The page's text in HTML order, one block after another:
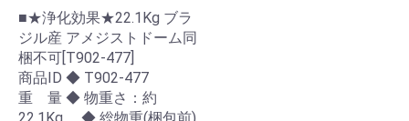
■★浄化効果★22.1Kg ブラ
ジル産 アメジストドーム同
梱不可[T902-477]
商品ID ◆ T902-477
重 量 ◆ 物重さ：約